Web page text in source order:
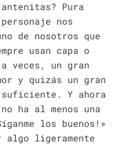
Pura
nos
de nosotros que
usan capa o
veces, un gran
y quizás un gran
Y ahora
ha al menos una
los buenos!»
ligeramente